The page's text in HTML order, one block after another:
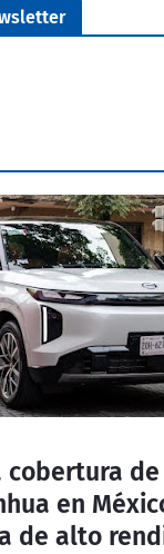
cobertura
en
de alto